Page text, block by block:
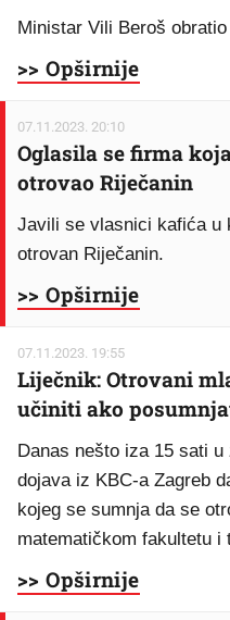
Ministar Vili Beroš
>> Opširnije
07.11.2023. 20:10
Oglasila se firma
otrovao Riječanin
Javili se vlasnici kafića u
otrovan Riječanin.
>> Opširnije
07.11.2023. 19:55
Liječnik: Otrovani
učiniti ako
Danas nešto iza 15 sati
dojava iz KBC-a Zagreb
kojeg se sumnja da se
matematičkom fakultetu i
>> Opširnije